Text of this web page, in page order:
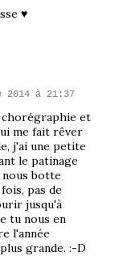
♥
2014 à 21:37
chorégraphie et
me fait rêver
j'ai une petite
le patinage
nous botte
pas de
jusqu'à
tu nous en
l'année
grande. :-D